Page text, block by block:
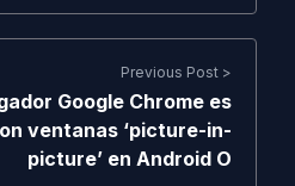
Previous Post >
Google Chrome es
ventanas ‘picture-in-
picture’ en Android O